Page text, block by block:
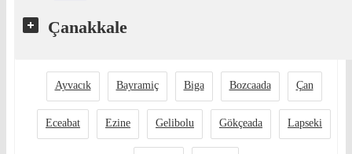
Çanakkale
Ayvacık Bayramiç Biga Bozcaada Çan
Eceabat Ezine Gelibolu Gökçeada Lapseki